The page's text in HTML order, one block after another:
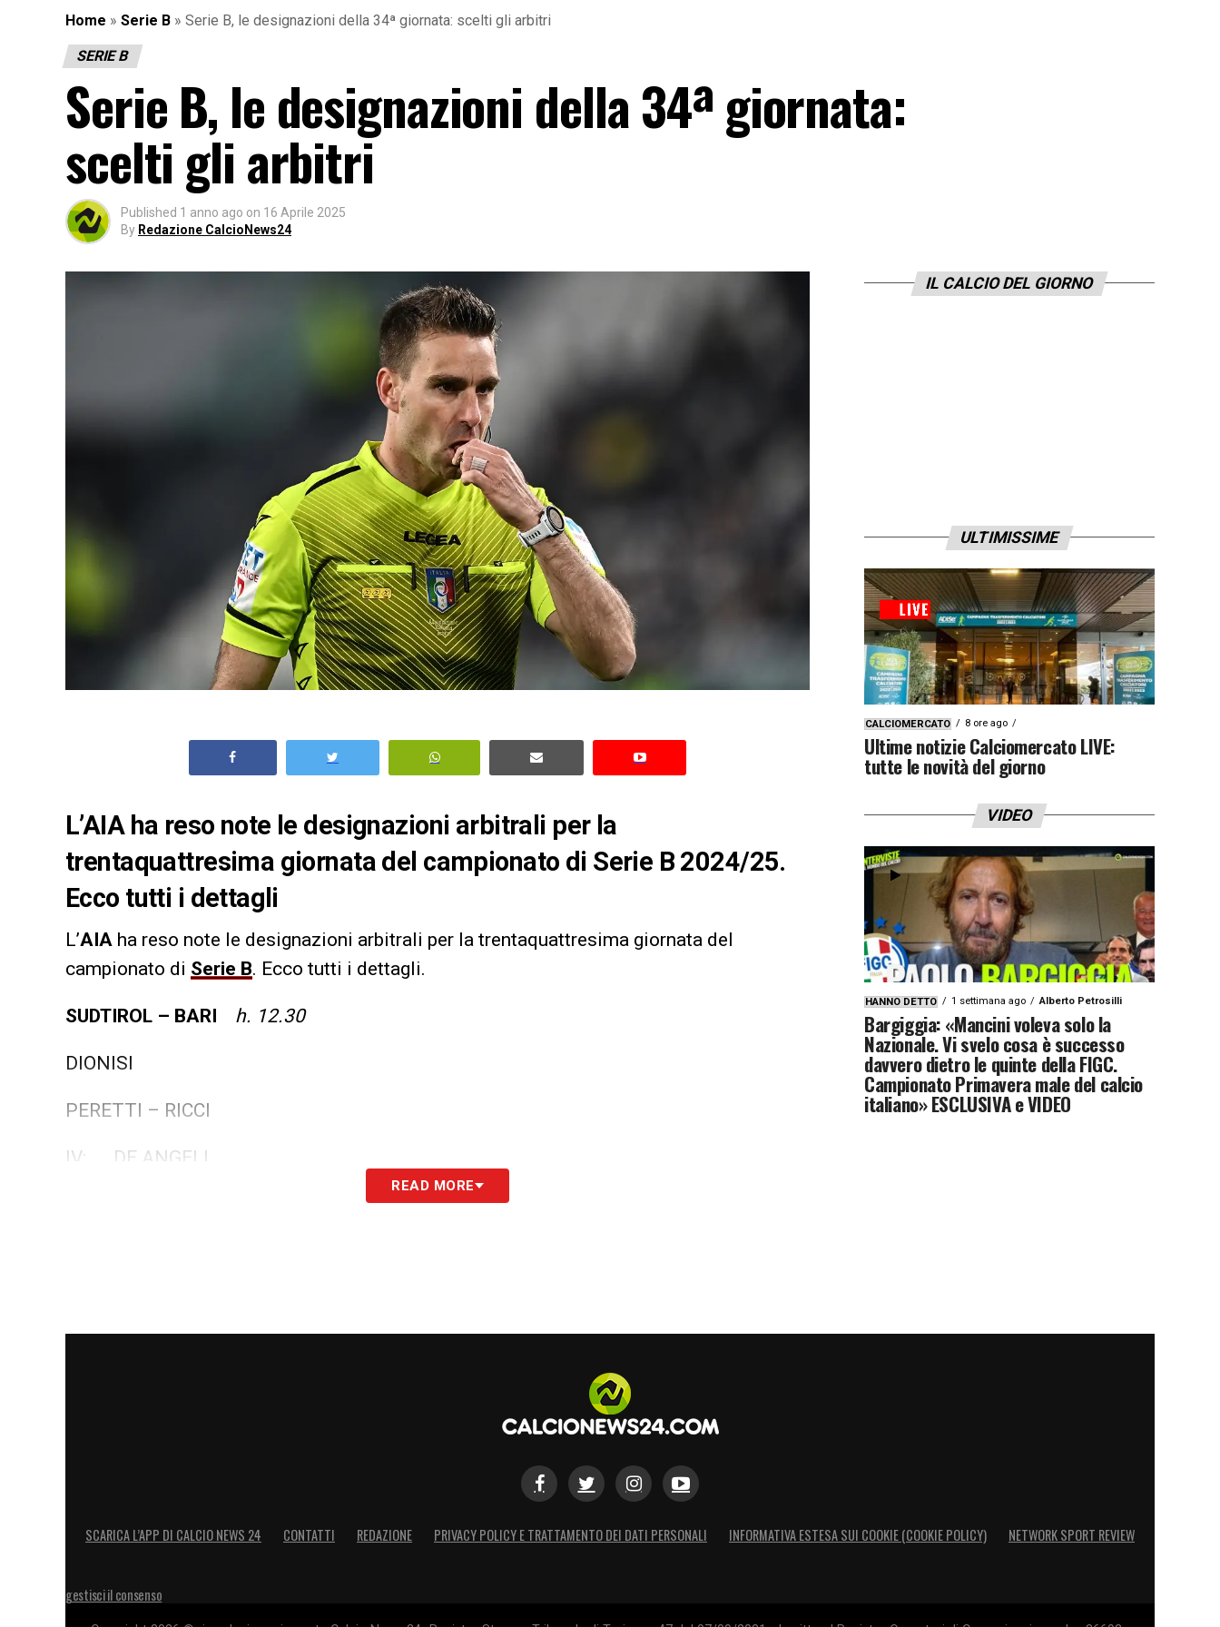
Home » Serie B » Serie B, le designazioni della 34ª giornata: scelti gli arbitri
SERIE B
Serie B, le designazioni della 34ª giornata:
scelti gli arbitri
Published 1 anno ago on 16 Aprile 2025
By Redazione CalcioNews24
L’AIA ha reso note le designazioni arbitrali per la
trentaquattresima giornata del campionato di Serie B 2024/25.
Ecco tutti i dettagli
L’AIA ha reso note le designazioni arbitrali per la trentaquattresima giornata del
campionato di Serie B. Ecco tutti i dettagli.
SUDTIROL – BARI h. 12.30
DIONISI
PERETTI – RICCI
IV: DE ANGELI
AVAR: DI VUOLO
READ MORE
IL CALCIO DEL GIORNO
ULTIMISSIME
CALCIOMERCATO 8 ore ago
Ultime notizie Calciomercato LIVE:
tutte le novità del giorno
VIDEO
HANNO DETTO 1 settimana ago Alberto Petrosilli
Bargiggia: «Mancini voleva solo la
Nazionale. Vi svelo cosa è successo
davvero dietro le quinte della FIGC.
Campionato Primavera male del calcio
italiano» ESCLUSIVA e VIDEO
SCARICA L’APP DI CALCIO NEWS 24 CONTATTI REDAZIONE PRIVACY POLICY E TRATTAMENTO DEI DATI PERSONALI INFORMATIVA ESTESA SUI COOKIE (COOKIE POLICY) NETWORK SPORT REVIEW
gestisci il consenso